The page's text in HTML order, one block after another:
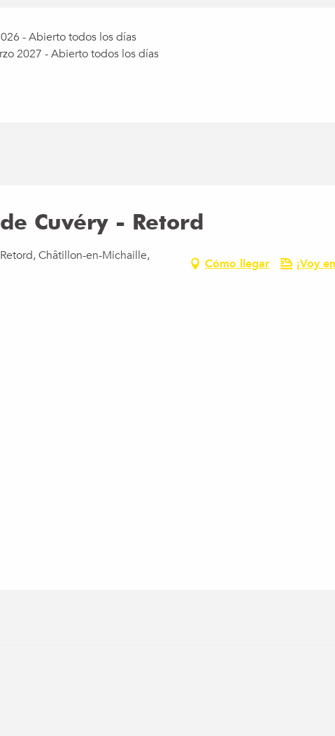
- Abierto todos los días
2027 - Abierto todos los días
Cuvéry - Retord
Châtillon-en-Michaille,
Cómo llegar ¡Voy